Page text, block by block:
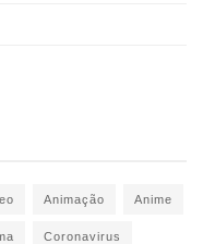
Animação Anime
Coronavirus